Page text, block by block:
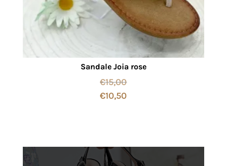
Sandale Joia rose
€15,00
€10,50